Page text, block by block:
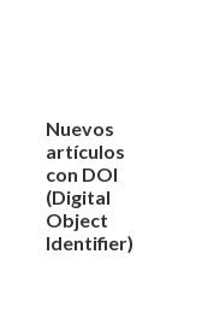
Nuevos
artículos
con DOI
(Digital
Object
Identifier)